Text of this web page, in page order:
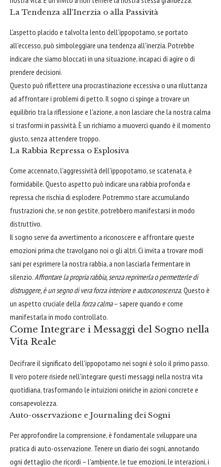
La Tendenza all'Inerzia o alla Passività
L'aspetto placido e talvolta lento dell'ippopotamo, se portato
all'eccesso, può simboleggiare una tendenza all'inerzia. Potrebbe
indicare che siamo bloccati in una situazione, incapaci di agire o di
prendere decisioni.
Questo può riflettere una procrastinazione eccessiva o una riluttanza
ad affrontare i problemi di petto. Il sogno ci spinge a trovare un
equilibrio tra la riflessione e l'azione, a non lasciare che la nostra calma
si trasformi in passività. È un richiamo a muoverci quando è il momento
giusto, senza attendere troppo.
La Rabbia Repressa o Esplosiva
Come accennato, l'aggressività dell'ippopotamo, se scatenata, è
formidabile. Questo aspetto può indicare una rabbia profonda e
repressa che rischia di esplodere. Potremmo stare accumulando
frustrazioni che, se non gestite, potrebbero manifestarsi in modo
distruttivo.
Il sogno serve da avvertimento a riconoscere e affrontare queste
emozioni prima che travolgano noi o gli altri. Ci invita a trovare modi
sani per esprimere la nostra rabbia, a non lasciarla fermentare in
silenzio.Affrontare la propria rabbia, senza reprimerla o permetterle di
distruggere, è un segno di vera forza interiore e autoconoscenza.Questo è
un aspetto cruciale della forza calma– sapere quando e come
manifestarla in modo controllato.
Come Integrare i Messaggi del Sogno nella
Vita Reale
Decifrare il significato dell'ippopotamo nei sogni è solo il primo passo.
Il vero potere risiede nell'integrare questi messaggi nella nostra vita
quotidiana, trasformando le intuizioni oniriche in azioni concrete e
consapevolezza.
Auto-osservazione e Journaling dei Sogni
Per approfondire la comprensione, è fondamentale sviluppare una
pratica di auto-osservazione. Tenere un diario dei sogni, annotando
ogni dettaglio che ricordi – l'ambiente, le tue emozioni, le interazioni, i